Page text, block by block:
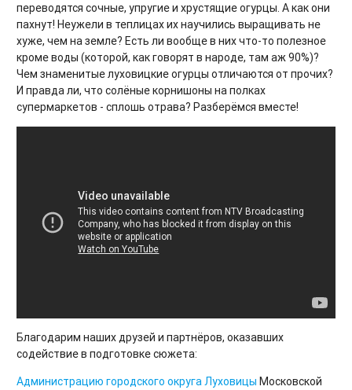
переводятся сочные, упругие и хрустящие огурцы. А как они
пахнут! Неужели в теплицах их научились выращивать не
хуже, чем на земле? Есть ли вообще в них что-то полезное
кроме воды (которой, как говорят в народе, там аж 90%)?
Чем знаменитые луховицкие огурцы отличаются от прочих?
И правда ли, что солёные корнишоны на полках
супермаркетов - сплошь отрава? Разберёмся вместе!
Благодарим наших друзей и партнёров, оказавших
содействие в подготовке сюжета:
Администрацию городского округа Луховицы Московской